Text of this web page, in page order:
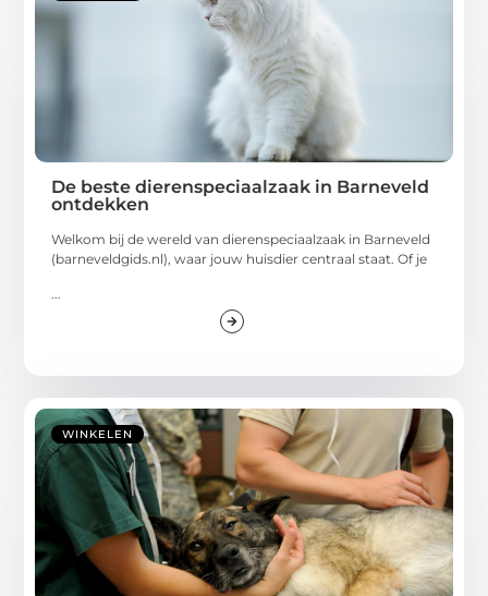
De beste dierenspeciaalzaak in Barneveld
ontdekken
Welkom bij de wereld van dierenspeciaalzaak in Barneveld
(barneveldgids.nl), waar jouw huisdier centraal staat. Of je
WINKELEN